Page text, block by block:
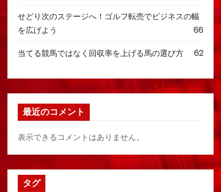
せどり次のステージへ！ゴルフ転売でビジネスの幅
を広げよう
66
当てる競馬ではなく回収率を上げる馬の選び方 62
最近のコメント
表示できるコメントはありません。
タグ